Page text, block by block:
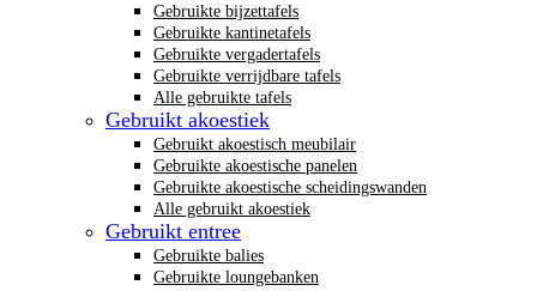
Gebruikte bijzettafels
Gebruikte kantinetafels
Gebruikte vergadertafels
Gebruikte verrijdbare tafels
Alle gebruikte tafels
Gebruikt akoestiek
Gebruikt akoestisch meubilair
Gebruikte akoestische panelen
Gebruikte akoestische scheidingswanden
Alle gebruikt akoestiek
Gebruikt entree
Gebruikte balies
Gebruikte loungebanken